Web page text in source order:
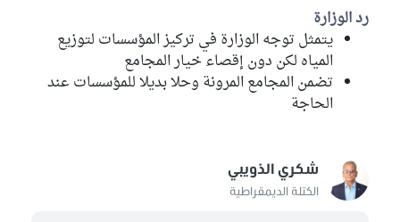
رد الوزارة
يتمثل توجه الوزارة في تركيز المؤسسات لتوزيع
المياه لكن دون إقصاء خيار المجامع
تضمن المجامع المرونة وحلا بديلا للمؤسسات عند
الحاجة
شكري الذويبي
الكتلة الديمقراطية